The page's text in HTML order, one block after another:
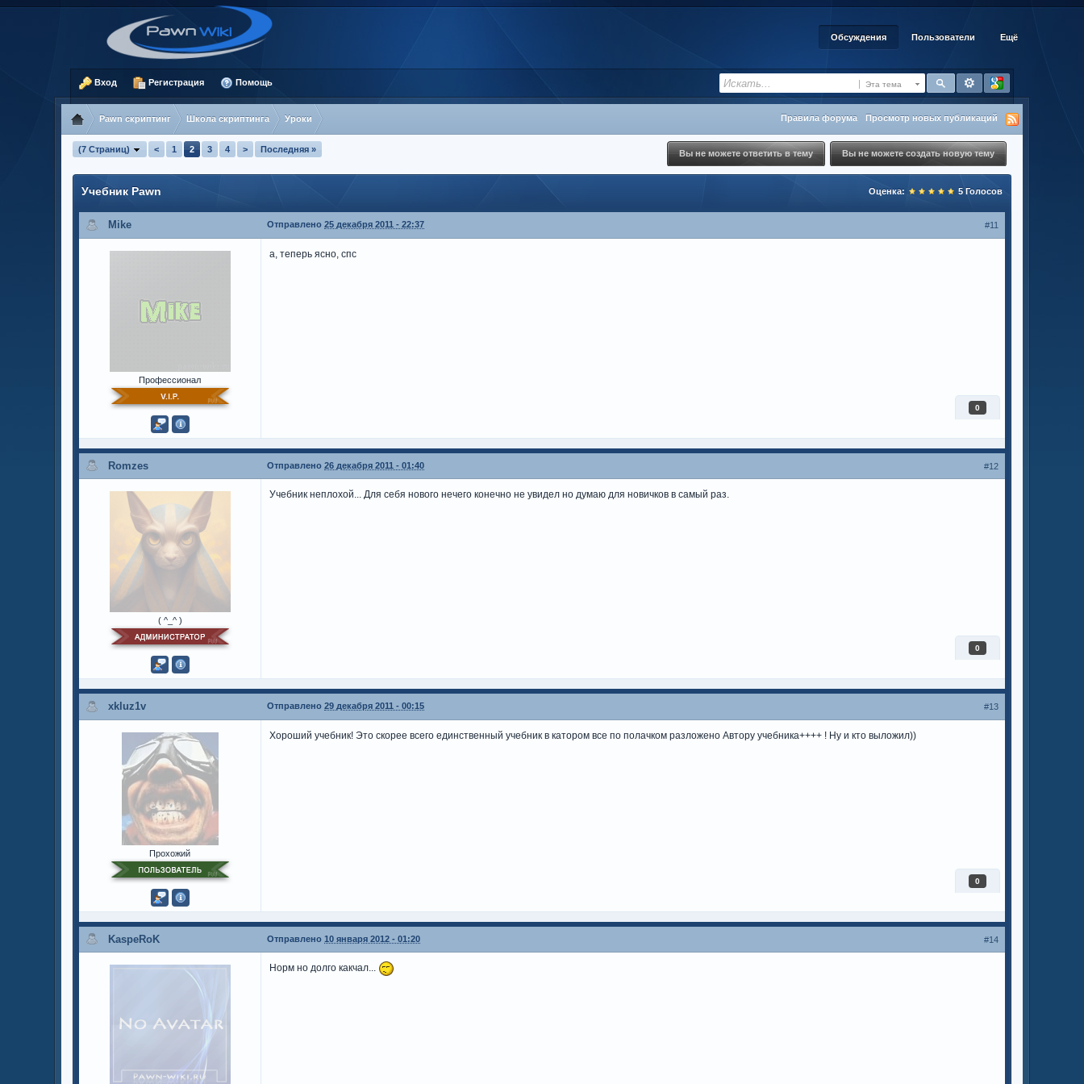
Обсуждения Пользователи Ещё
Эта тема
Вход Регистрация Помощь
Pawn скриптинг Школа скриптинга Уроки Правила форума Просмотр новых публикаций
(7 Страниц) < 1 2 3 4 > Последняя » Вы не можете создать новую тему
Вы не можете ответить в тему
Учебник Pawn Оценка: 5Голосов
#11
Mike Отправлено25 декабря 2011 - 22:37
Профессионал
а, теперь ясно, спс
0
#12
Romzes Отправлено26 декабря 2011 - 01:40
( ^_^ )
Учебник неплохой... Для себя нового нечего конечно не увидел но думаю для новичков в самый раз.
0
#13
xkluz1v Отправлено29 декабря 2011 - 00:15
Прохожий
Хороший учебник! Это скорее всего единственный учебник в катором все по полачком разложено Автору учебника++++ ! Ну и кто выложил))
0
#14
KaspeRoK Отправлено10 января 2012 - 01:20
Норм но долго какчал...